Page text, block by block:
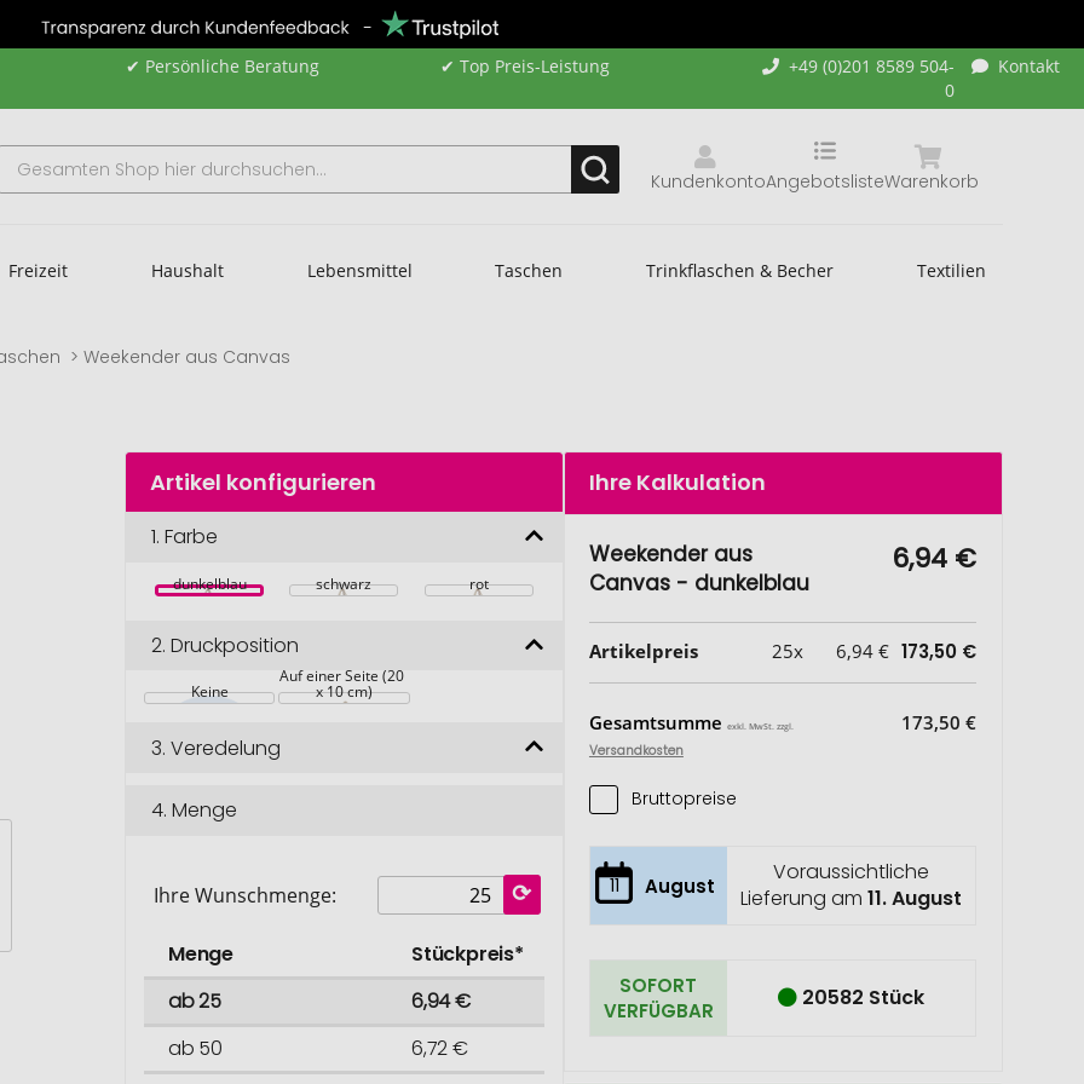
✔ Persönliche Beratung ✔ Top Preis-Leistung
+49 (0)201 8589 504-
0
Kontakt
Kundenkonto Warenkorb
Angebotsliste
Freizeit Haushalt Lebensmittel Taschen Trinkflaschen & Becher Textilien
Weekender aus Canvas
Artikel konfigurieren
1.Farbe
dunkelblau schwarz rot
2.Druckposition
Keine
Auf einer Seite (20
x 10 cm)
3.Veredelung
4.Menge
Ihre Wunschmenge:
Menge
Stückpreis*
ab 25
6,94 €
ab 50
6,72 €
Ihre Kalkulation
Weekender aus
Canvas - dunkelblau
6,94 €
Artikelpreis 25x 6,94 € 173,50 €
Gesamtsumme exkl. MwSt. zzgl.
Versandkosten
173,50 €
Bruttopreise
11 August
Voraussichtliche
Lieferung am 11. August
SOFORT
VERFÜGBAR
20582 Stück